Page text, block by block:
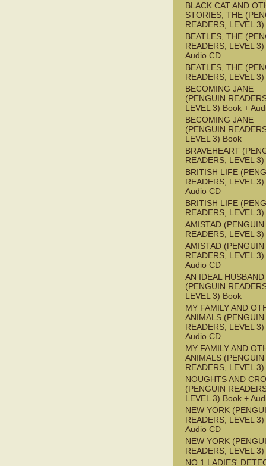
BLACK CAT AND
STORIES, THE
READERS, LEVEL
BEATLES, THE
READERS, LEVEL
Audio CD
BEATLES, THE
READERS, LEVEL
BECOMING JANE
(PENGUIN
LEVEL 3) Book +
BECOMING JANE
(PENGUIN
LEVEL 3) Book
BRAVEHEART
READERS, LEVEL
BRITISH LIFE
READERS, LEVEL
Audio CD
BRITISH LIFE
READERS, LEVEL
AMISTAD (PENGUIN
READERS, LEVEL
AMISTAD (PENGUIN
READERS, LEVEL
Audio CD
AN IDEAL HUSBAND
(PENGUIN
LEVEL 3) Book
MY FAMILY AND
ANIMALS (PENGUIN
READERS, LEVEL
Audio CD
MY FAMILY AND
ANIMALS (PENGUIN
READERS, LEVEL
NOUGHTS AND
(PENGUIN
LEVEL 3) Book +
NEW YORK
READERS, LEVEL
Audio CD
NEW YORK
READERS, LEVEL
NO.1 LADIES'